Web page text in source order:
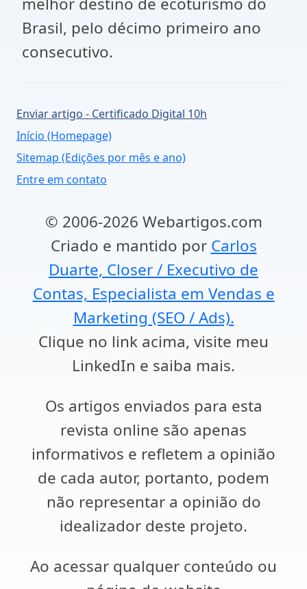
Brasil, pelo décimo primeiro ano
consecutivo.
Enviar artigo - Certificado Digital 10h
Início (Homepage)
Sitemap (Edições por mês e ano)
Entre em contato
© 2006-2026 Webartigos.com
Criado e mantido por Carlos
Duarte, Closer / Executivo de
Contas, Especialista em Vendas e
Marketing (SEO / Ads).
Clique no link acima, visite meu
LinkedIn e saiba mais.
Os artigos enviados para esta
revista online são apenas
informativos e refletem a opinião
de cada autor, portanto, podem
não representar a opinião do
idealizador deste projeto.
Ao acessar qualquer conteúdo ou